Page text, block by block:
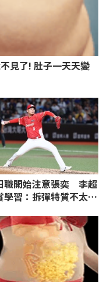
見了! 肚子一天天變
職開始注意張奕 李超
學習：拆彈特質不太一